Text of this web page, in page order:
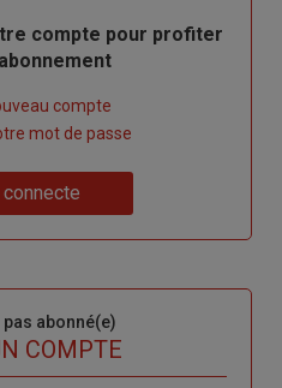
compte pour profiter
compte
mot de passe
abonné(e)
COMPTE